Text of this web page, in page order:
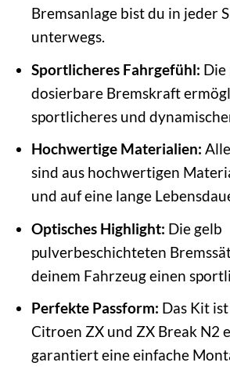
Bremsanlage bist du in jeder
unterwegs.
Sportlicheres Fahrgefühl: Die
dosierbare Bremskraft
sportlicheres und
Hochwertige Materialien:
sind aus hochwertigen
und auf eine lange
Optisches Highlight: Die gelb
pulverbeschichteten
deinem Fahrzeug einen
Perfekte Passform: Das Kit
Citroen ZX und ZX Break N2
garantiert eine einfache